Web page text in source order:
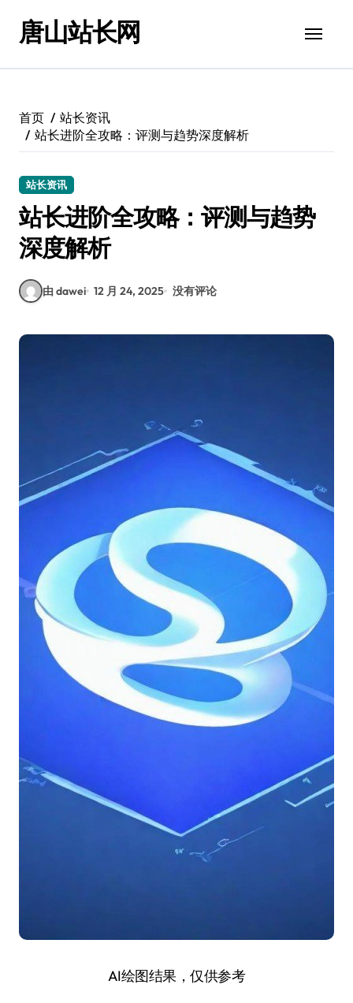
唐山站长网
首页
站长资讯
站长进阶全攻略：评测与趋势深度解析
站长资讯
站长进阶全攻略：评测与趋势
深度解析
由 dawei 12 月 24, 2025 没有评论
AI绘图结果，仅供参考